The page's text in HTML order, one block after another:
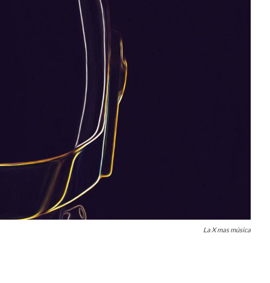
La X mas música